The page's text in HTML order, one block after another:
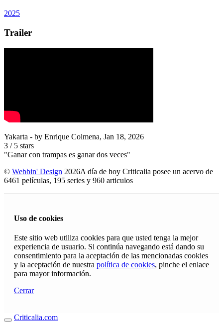
2025
Trailer
Yakarta - by Enrique Colmena, Jan 18, 2026
3 / 5 stars
"Ganar con trampas es ganar dos veces"
© Webbin' Design 2026A día de hoy Criticalia posee un acervo de
6461 películas, 195 series y 960 articulos
Uso de cookies
Este sitio web utiliza cookies para que usted tenga la mejor
experiencia de usuario. Si continúa navegando está dando su
consentimiento para la aceptación de las mencionadas cookies
y la aceptación de nuestra política de cookies, pinche el enlace
para mayor información.
Cerrar
Criticalia.com